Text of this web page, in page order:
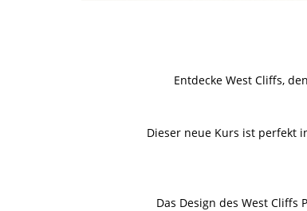
Entdecke West Cliffs,
Dieser neue Kurs ist perfekt
Das Design des West Cliffs